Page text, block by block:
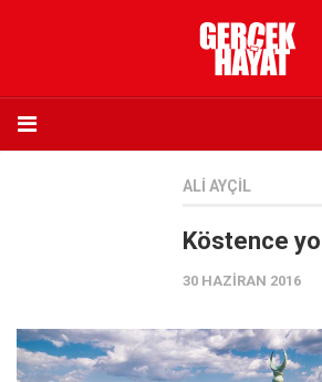
Abone olmak istiyorum
Satış noktası listesi
ALI AYÇIL
Köstence
30 HAZIRAN 2016